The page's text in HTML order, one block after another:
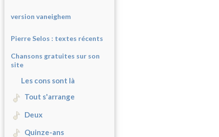
version vaneighem
Pierre Selos : textes récents
Chansons gratuites sur son
site
Les cons sont là
Tout s'arrange
Deux
Quinze-ans